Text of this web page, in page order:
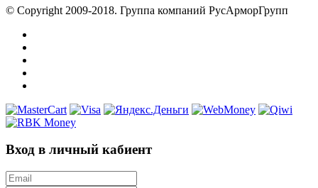
© Copyright 2009-2018. Группа компаний РусАрморГрупп
Вход в личный кабиент